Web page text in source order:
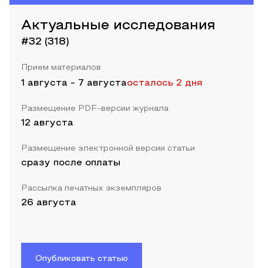
Актуальные исследования
#32 (318)
Прием материалов
1 августа - 7 августаосталось 2 дня
Размещение PDF-версии журнала
12 августа
Размещение электронной версии статьи
сразу после оплаты
Рассылка печатных экземпляров
26 августа
Опубликовать статью